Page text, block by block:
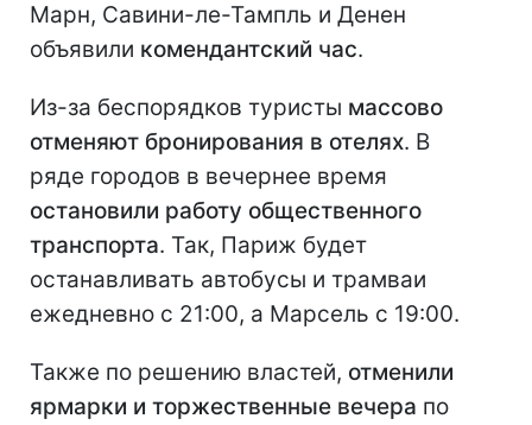
Марн, Савини-ле-Тампль и Денен
объявили комендантский час.
Из-за беспорядков туристы массово
отменяют бронирования в отелях. В
ряде городов в вечернее время
остановили работу общественного
транспорта. Так, Париж будет
останавливать автобусы и трамваи
ежедневно с 21:00, а Марсель с 19:00.
Также по решению властей, отменили
ярмарки и торжественные вечера по